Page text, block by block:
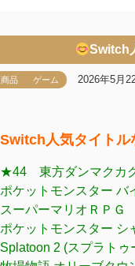
Switch
品 ゲーム 2026年5月
Switch人気タイトル
★44 東方ダンマクカ
ポケットモンスター バ
スーパーマリオＲＰＧ
ポケットモンスター シ
Splatoon 2 (スプラトゥ